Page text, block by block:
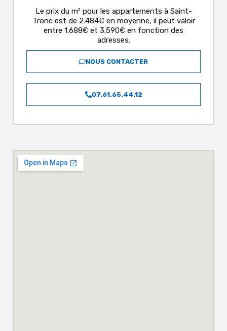
Le prix du m² pour les appartements à Saint-
Tronc est de 2.484€ en moyenne, il peut valoir
entre 1.688€ et 3.590€ en fonction des
adresses.
NOUS CONTACTER
07.61.65.44.12